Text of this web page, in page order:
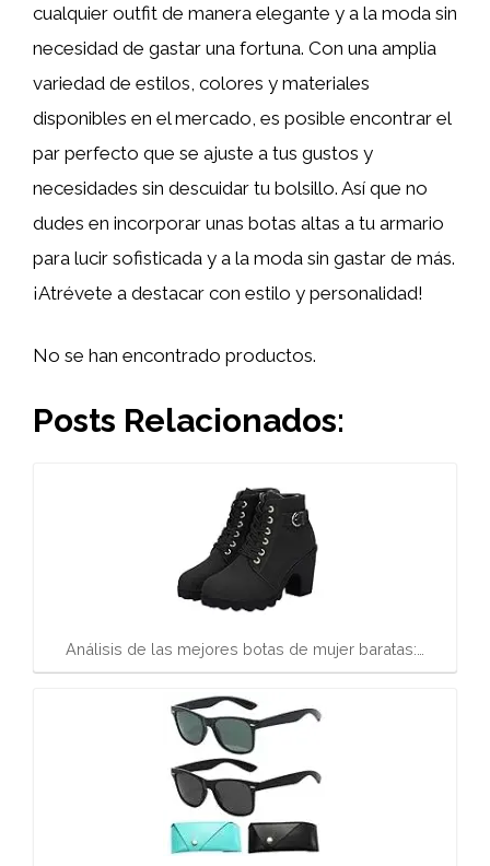
cualquier outfit de manera elegante y a la moda sin
necesidad de gastar una fortuna. Con una amplia
variedad de estilos, colores y materiales
disponibles en el mercado, es posible encontrar el
par perfecto que se ajuste a tus gustos y
necesidades sin descuidar tu bolsillo. Así que no
dudes en incorporar unas botas altas a tu armario
para lucir sofisticada y a la moda sin gastar de más.
¡Atrévete a destacar con estilo y personalidad!
No se han encontrado productos.
Posts Relacionados:
Análisis de las mejores botas de mujer baratas:…